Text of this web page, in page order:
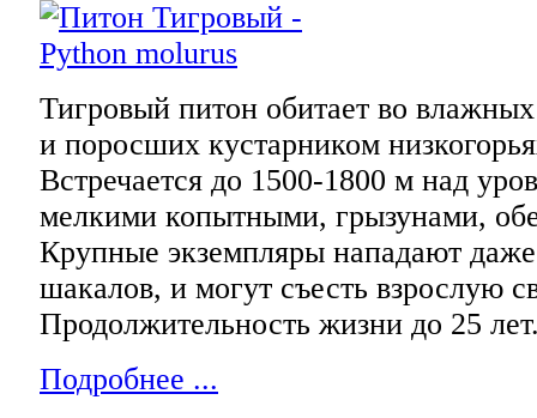
Тигровый питон обитает во
и поросших кустарником
Встречается до 1500-1800 м над
мелкими копытными, грызунами,
Крупные экземпляры нападают
шакалов, и могут съесть взрослую
Продолжительность жизни до 25
Подробнее ...